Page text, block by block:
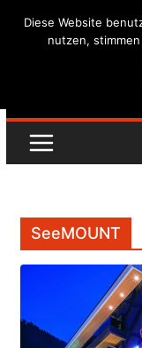
Skip
SeeMOUNT
Diese Website
nutzen,